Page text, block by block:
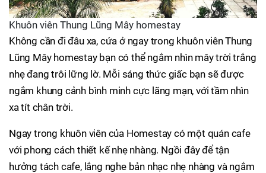
Khuôn viên Thung Lũng Mây homestay
Không cần đi đâu xa, cứa ở ngay trong khuôn viên Thung
Lũng Mây homestay bạn có thể ngắm nhìn mây trời trắng
nhẹ đang trôi lững lờ. Mỗi sáng thức giấc bạn sẽ được
ngắm khung cảnh bình minh cực lãng mạn, với tầm nhìn
xa tít chân trời.
Ngay trong khuôn viên của Homestay có một quán cafe
với phong cách thiết kế nhẹ nhàng. Ngồi đây để tận
hưởng tách cafe, lắng nghe bản nhạc nhẹ nhàng và ngắm